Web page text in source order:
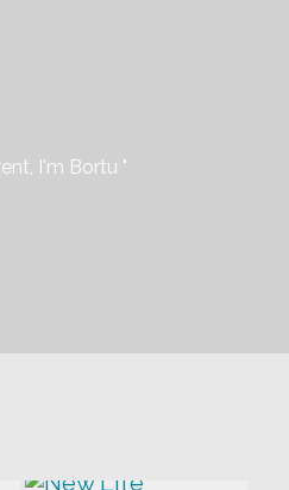
I'm Bortu "